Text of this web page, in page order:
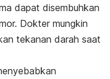
dapat disembuhkan
Dokter mungkin
tekanan darah saat